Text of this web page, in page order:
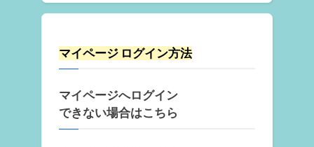
マイページ ログイン方法
マイページへログイン
できない場合はこちら